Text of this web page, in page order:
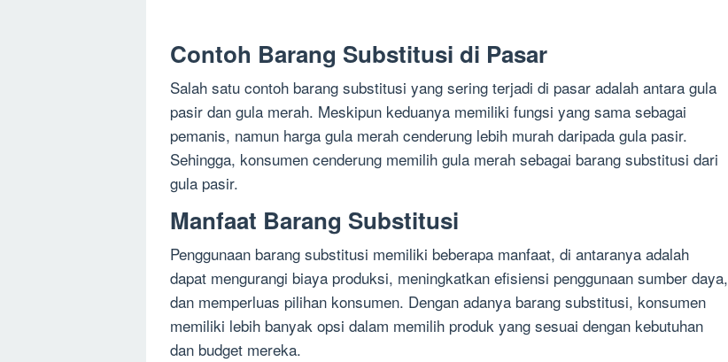
Contoh Barang Substitusi di Pasar
Salah satu contoh barang substitusi yang sering terjadi di pasar adalah antara gula
pasir dan gula merah. Meskipun keduanya memiliki fungsi yang sama sebagai
pemanis, namun harga gula merah cenderung lebih murah daripada gula pasir.
Sehingga, konsumen cenderung memilih gula merah sebagai barang substitusi dari
gula pasir.
Manfaat Barang Substitusi
Penggunaan barang substitusi memiliki beberapa manfaat, di antaranya adalah
dapat mengurangi biaya produksi, meningkatkan efisiensi penggunaan sumber daya,
dan memperluas pilihan konsumen. Dengan adanya barang substitusi, konsumen
memiliki lebih banyak opsi dalam memilih produk yang sesuai dengan kebutuhan
dan budget mereka.